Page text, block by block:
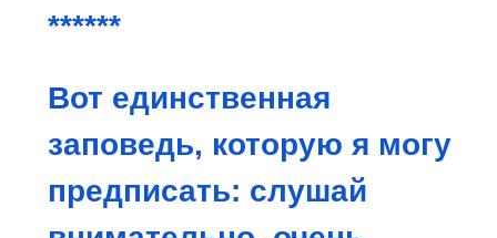
******
Вот единственная
заповедь, которую я могу
предписать: слушай